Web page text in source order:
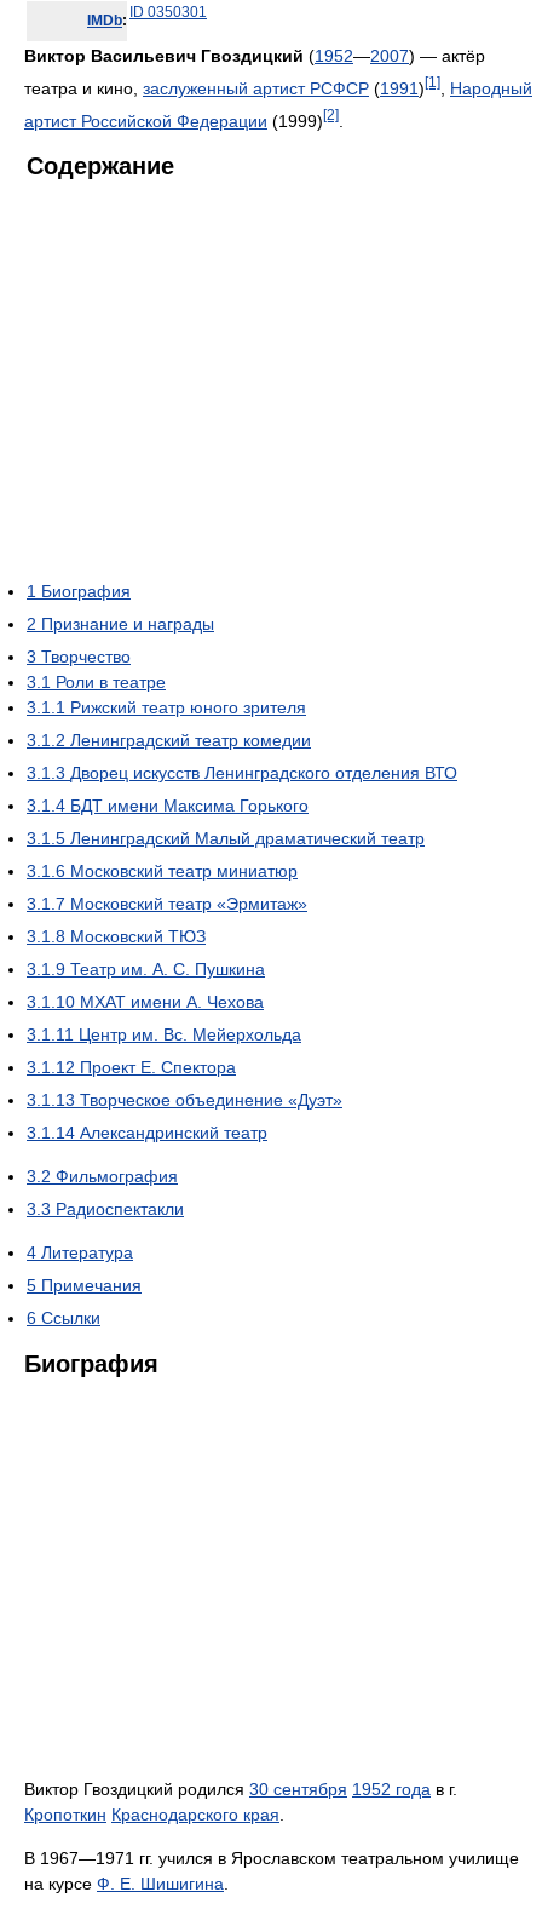
IMDb: ID 0350301
Виктор Васильевич Гвоздицкий (1952—2007) — актёр
театра и кино, заслуженный артист РСФСР (1991)[1]
Народный
артист Российской Федерации (1999)[2]
Содержание
1 Биография
2 Признание и награды
3 Творчество
3.1 Роли в театре
3.1.1 Рижский театр юного зрителя
3.1.2 Ленинградский театр комедии
3.1.3 Дворец искусств Ленинградского отделения ВТО
3.1.4 БДТ имени Максима Горького
3.1.5 Ленинградский Малый драматический театр
3.1.6 Московский театр миниатюр
3.1.7 Московский театр «Эрмитаж»
3.1.8 Московский ТЮЗ
3.1.9 Театр им. А. С. Пушкина
3.1.10 МХАТ имени А. Чехова
3.1.11 Центр им. Вс. Мейерхольда
3.1.12 Проект Е. Спектора
3.1.13 Творческое объединение «Дуэт»
3.1.14 Александринский театр
3.2 Фильмография
3.3 Радиоспектакли
4 Литература
5 Примечания
6 Ссылки
Биография
Виктор Гвоздицкий родился 30 сентября 1952 года в г.
Кропоткин Краснодарского края.
В 1967—1971 гг. учился в Ярославском театральном училище
на курсе Ф. Е. Шишигина.